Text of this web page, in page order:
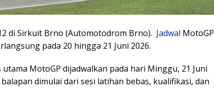
di Sirkuit Brno (Automotodrom Brno). Jadwal MotoGP
pada 20 hingga 21 Juni 2026.
MotoGP dijadwalkan pada hari Minggu, 21 Juni
dimulai dari sesi latihan bebas, kualifikasi, dan